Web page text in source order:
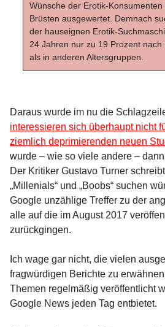
Wünsche der Erotik-Konsumenten
Brüsten ausgewertet. Demnach
der hauseignen Erotik-
24 Jahren nur zu 19 Prozent
als in anderen Altersgruppen.
Daraus wurde im nu die
interessieren sich überhaupt nicht
ziemlich deprimierenden neuen
wurde – wie so viele andere –
Der Kritiker Gustavo Turner
„Millenials“ und „Boobs“ suchen
Google unzählige Treffer zu der
alle auf die im August 2017
zurückgingen.
Ich wage gar nicht, die vielen
fragwürdigen Berichte zu
Themen regelmäßig veröffentlicht
Google News jeden Tag entbietet.